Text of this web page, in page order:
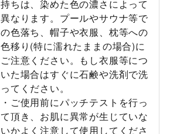
持ちは、染めた色の濃さによって
異なります。プールやサウナ等で
の色落ち、帽子や衣服、枕等への
色移り(特に濡れたままの場合)に
ご注意ください。もし衣服等につ
いた場合はすぐに石鹸や洗剤で洗
ってください。
・ご使用前にパッチテストを行っ
て頂き、お肌に異常が生じていな
いかよく注意して使用してくださ